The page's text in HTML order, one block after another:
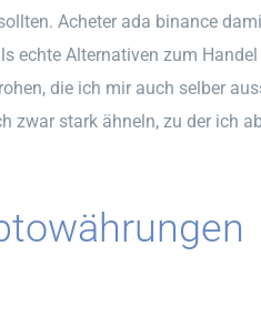
Acheter ada binance
echte Alternativen zum
die ich mir auch selber
zwar stark ähneln, zu der ich